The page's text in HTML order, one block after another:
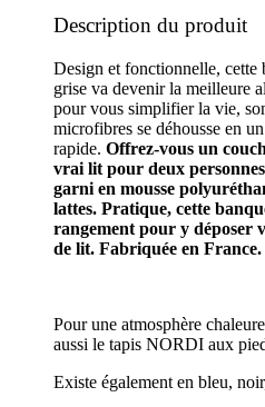
Description du produit
Design et fonctionnelle, cette
grise va devenir la meilleure
pour vous simplifier la vie,
microfibres se déhousse en
rapide. Offrez-vous un
vrai lit pour deux
garni en mousse
lattes. Pratique, cette
rangement pour y déposer
de lit. Fabriquée en France.
Pour une atmosphère
aussi le tapis NORDI aux
Existe également en bleu,